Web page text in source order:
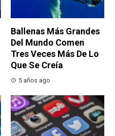
Ballenas Más Grandes
Del Mundo Comen
Tres Veces Más De Lo
Que Se Creía
5 años ago